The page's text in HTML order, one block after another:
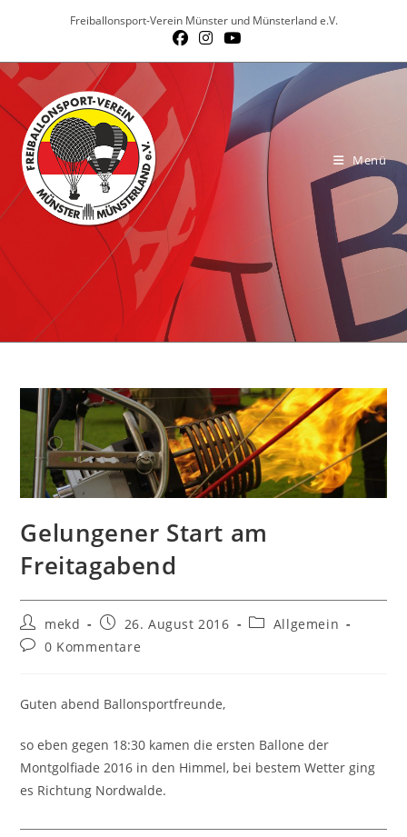
Freiballonsport-Verein Münster und Münsterland e.V.
Menü
Gelungener Start am
Freitagabend
Beitrags-
Autor:
mekd
Beitrag
veröffentlicht:
26. August 2016
Beitrags-
Allgemein
Beitrags-
0 Kommentare
Guten abend Ballonsportfreunde,
so eben gegen 18:30 kamen die ersten Ballone der
Montgolfiade 2016 in den Himmel, bei bestem Wetter ging
es Richtung Nordwalde.